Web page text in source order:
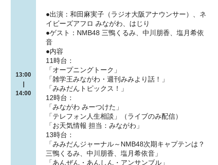
13:00
14:00
●出演：和田麻実子（ラジオ大阪アナウンサー）、ネ
イビーズアフロ みながわ、はじり
●ゲスト：NMB48 三鴨くるみ、中川朋香、塩月希依
音
●内容
11時台：
「オープニングトーク」
「雑学王みながわ・週刊みみより話！」
「みみだんトピックス！」
12時台：
「みながわ みーつけた」
「テレフォン人生相談」（ライブのみ配信）
「お天気情報 担当：みながわ」
13時台：
「みみだんジャーナル～NMB48次期キャプテンは？
三鴨くるみ、中川朋香、塩月希依音」
「あんぜん・あんしん・アンサンブル」